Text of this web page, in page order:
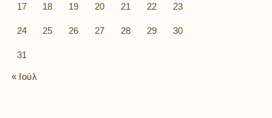
17 18 19 20 21 22 23
24 25 26 27 28 29 30
31
« Ιούλ